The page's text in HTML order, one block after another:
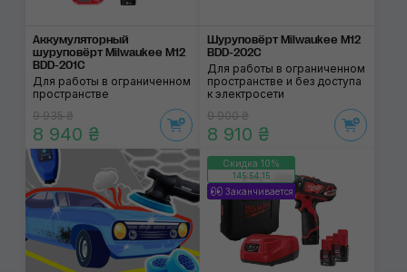
Аккумуляторный
шуруповёрт Milwaukee M12
BDD-201C
Для работы в ограниченном
пространстве
9 935 ₴
8 940 ₴
Шуруповёрт Milwaukee M12
BDD-202C
Для работы в ограниченном
пространстве и без доступа
к электросети
9 900 ₴
8 910 ₴
Скидка 10%
145:54:14
Заканчивается